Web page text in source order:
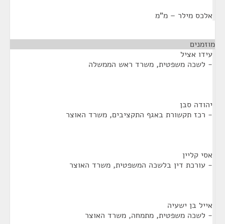
אלכס מילר – מ"מ
מוזמנים
עידו אציל
- לשכה משפטית, משרד ראש הממשלה
יהודה סבן
- רכז תקשורת באגף התקציבים, משרד האוצר
אסי קליין
- עורכת דין בלשכה המשפטית, משרד האוצר
אייל בן ישעיה
- לשכה משפטית, מתמחה, משרד האוצר